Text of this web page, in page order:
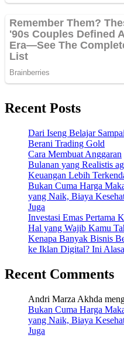
Recent Posts
Dari Iseng Belajar Sampai
Berani Trading Gold
Cara Membuat Anggaran
Bulanan yang Realistis
Keuangan Lebih
Bukan Cuma Harga
yang Naik, Biaya
Juga
Investasi Emas Pertama
Hal yang Wajib Kamu
Kenapa Banyak Bisnis
ke Iklan Digital? Ini
Recent Comments
Andri Marza Akhda
Bukan Cuma Harga
yang Naik, Biaya
Juga